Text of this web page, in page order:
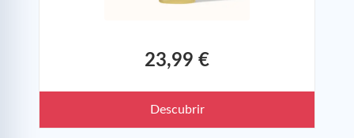
23,99 €
Descubrir